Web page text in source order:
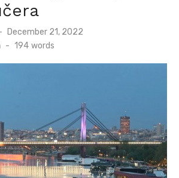
Posted
on
December 21, 2022
- 194 words